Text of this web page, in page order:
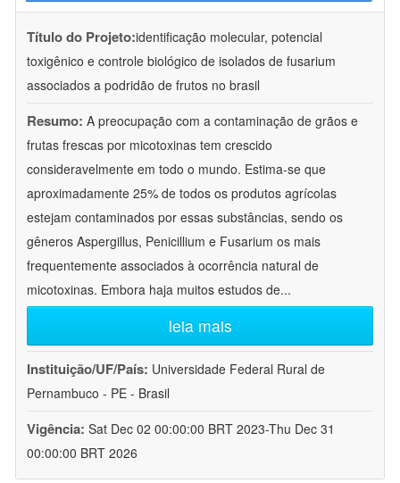
Título do Projeto:identificação molecular, potencial
toxigênico e controle biológico de isolados de fusarium
associados a podridão de frutos no brasil
Resumo: A preocupação com a contaminação de grãos e
frutas frescas por micotoxinas tem crescido
consideravelmente em todo o mundo. Estima-se que
aproximadamente 25% de todos os produtos agrícolas
estejam contaminados por essas substâncias, sendo os
gêneros Aspergillus, Penicillium e Fusarium os mais
frequentemente associados à ocorrência natural de
micotoxinas. Embora haja muitos estudos de...
leia mais
Instituição/UF/País: Universidade Federal Rural de
Pernambuco - PE - Brasil
Vigência: Sat Dec 02 00:00:00 BRT 2023-Thu Dec 31
00:00:00 BRT 2026